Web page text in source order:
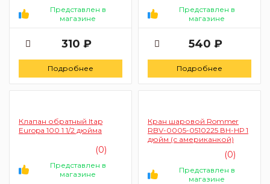
Представлен в
магазине
310 ₽
Подробнее
Представлен в
магазине
540 ₽
Подробнее
Клапан обратный Itap
Europa 100 1 1/2 дюйма
(0)
Представлен в
магазине
Кран шаровой Rommer
RBV-0005-0510225 ВН-НР 1
дюйм (с американкой)
(0)
Представлен в
магазине